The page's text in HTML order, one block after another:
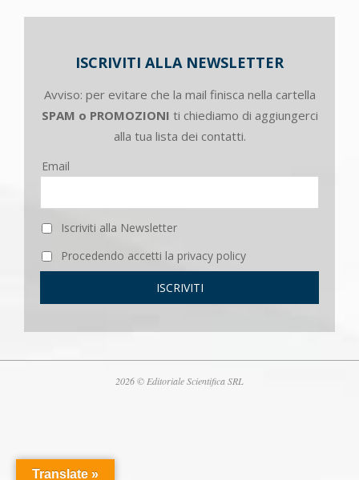
ISCRIVITI ALLA NEWSLETTER
Avviso: per evitare che la mail finisca nella cartella
SPAM o PROMOZIONI ti chiediamo di aggiungerci
alla tua lista dei contatti.
Email
Iscriviti alla Newsletter
Procedendo accetti la privacy policy
2026 © Editoriale Scientifica SRL
Translate »